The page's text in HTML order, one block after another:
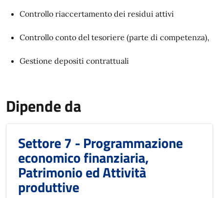
Controllo riaccertamento dei residui attivi
Controllo conto del tesoriere (parte di competenza),
Gestione depositi contrattuali
Dipende da
Settore 7 - Programmazione
economico finanziaria,
Patrimonio ed Attività
produttive